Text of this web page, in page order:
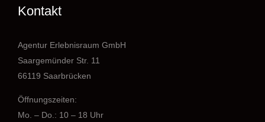
Kontakt
Agentur Erlebnisraum GmbH
Saargemünder Str. 11
66119 Saarbrücken
Öffnungszeiten:
Mo. – Do.: 10 – 18 Uhr